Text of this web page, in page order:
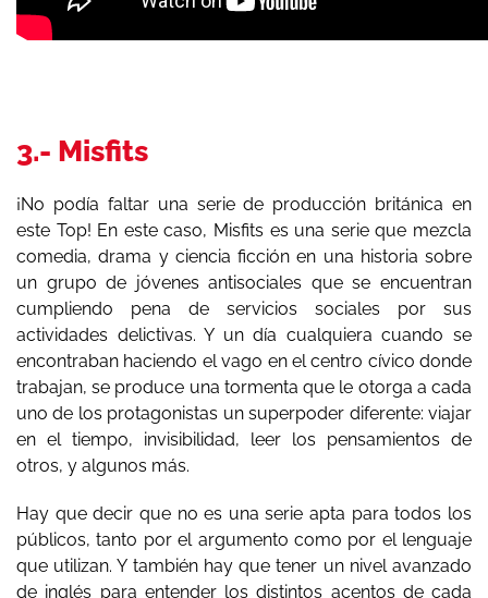
3.- Misfits
¡No podía faltar una serie de producción británica en
este Top! En este caso, Misfits es una serie que mezcla
comedia, drama y ciencia ficción en una historia sobre
un grupo de jóvenes antisociales que se encuentran
cumpliendo pena de servicios sociales por sus
actividades delictivas. Y un día cualquiera cuando se
encontraban haciendo el vago en el centro cívico donde
trabajan, se produce una tormenta que le otorga a cada
uno de los protagonistas un superpoder diferente: viajar
en el tiempo, invisibilidad, leer los pensamientos de
otros, y algunos más.
Hay que decir que no es una serie apta para todos los
públicos, tanto por el argumento como por el lenguaje
que utilizan. Y también hay que tener un nivel avanzado
de inglés para entender los distintos acentos de cada